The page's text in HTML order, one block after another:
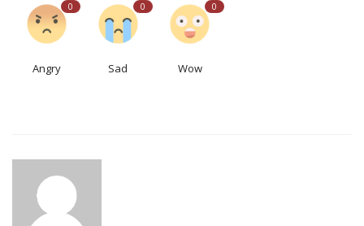
0
Angry
0
Sad
0
Wow